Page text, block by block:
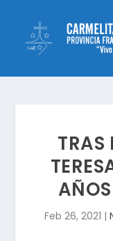
TRAS
Feb 26, 2021 |